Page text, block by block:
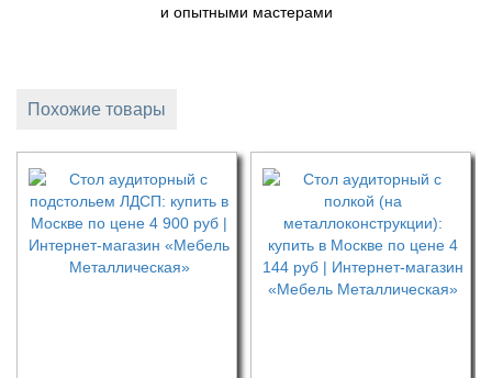
и опытными мастерами
Похожие товары